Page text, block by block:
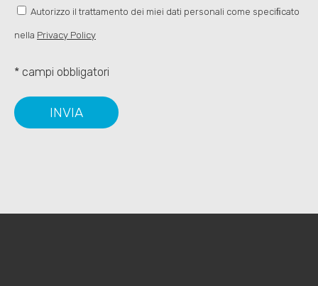
Autorizzo il trattamento dei miei dati personali come speciﬁcato
nella Privacy Policy
* campi obbligatori